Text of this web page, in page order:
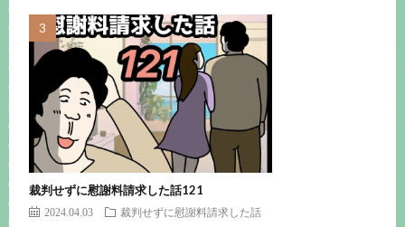
裁判せずに慰謝料請求した話121
2024.04.03 裁判せずに慰謝料請求した話